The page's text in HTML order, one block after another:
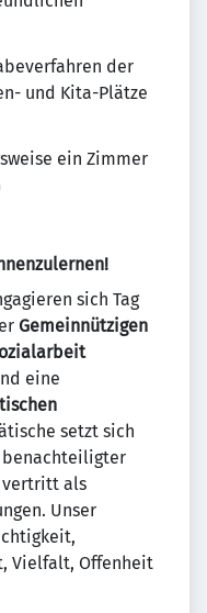
der
und Kita-Plätze
ein Zimmer
sich Tag
Gemeinnützigen
eine
setzt sich
benachteiligter
vertritt als
Unser
Vielfalt, Offenheit